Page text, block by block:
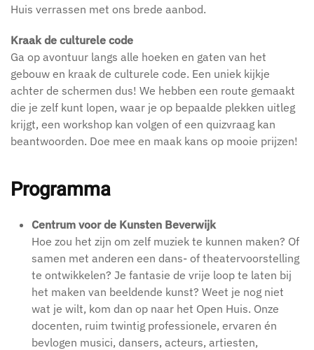
Huis verrassen met ons brede aanbod.
Kraak de culturele code
Ga op avontuur langs alle hoeken en gaten van het
gebouw en kraak de culturele code. Een uniek kijkje
achter de schermen dus! We hebben een route gemaakt
die je zelf kunt lopen, waar je op bepaalde plekken uitleg
krijgt, een workshop kan volgen of een quizvraag kan
beantwoorden. Doe mee en maak kans op mooie prijzen!
Programma
Centrum voor de Kunsten Beverwijk
Hoe zou het zijn om zelf muziek te kunnen maken? Of
samen met anderen een dans- of theatervoorstelling
te ontwikkelen? Je fantasie de vrije loop te laten bij
het maken van beeldende kunst? Weet je nog niet
wat je wilt, kom dan op naar het Open Huis. Onze
docenten, ruim twintig professionele, ervaren én
bevlogen musici, dansers, acteurs, artiesten,